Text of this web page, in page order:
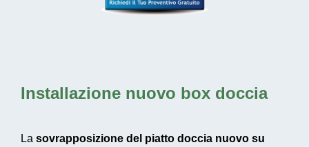
Installazione nuovo box doccia
La sovrapposizione del piatto doccia nuovo su